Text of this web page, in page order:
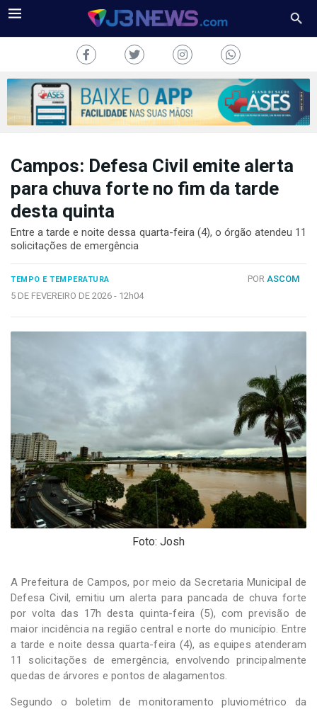
J3NEWS
TV
COLUNAS
Copyright
Desenvolvido
Campos: Defesa Civil emite alerta
para chuva forte no fim da tarde
desta quinta
Entre a tarde e noite dessa quarta-feira (4), o órgão atendeu 11
solicitações de emergência
TEMPO E TEMPERATURA POR ASCOM
5 DE FEVEREIRO DE 2026 - 12h04
Foto: Josh
A Prefeitura de Campos, por meio da Secretaria Municipal de
Defesa Civil, emitiu um alerta para pancada de chuva forte
por volta das 17h desta quinta-feira (5), com previsão de
maior incidência na região central e norte do município. Entre
a tarde e noite dessa quarta-feira (4), as equipes atenderam
11 solicitações de emergência, envolvendo principalmente
quedas de árvores e pontos de alagamentos.
Segundo o boletim de monitoramento pluviométrico da